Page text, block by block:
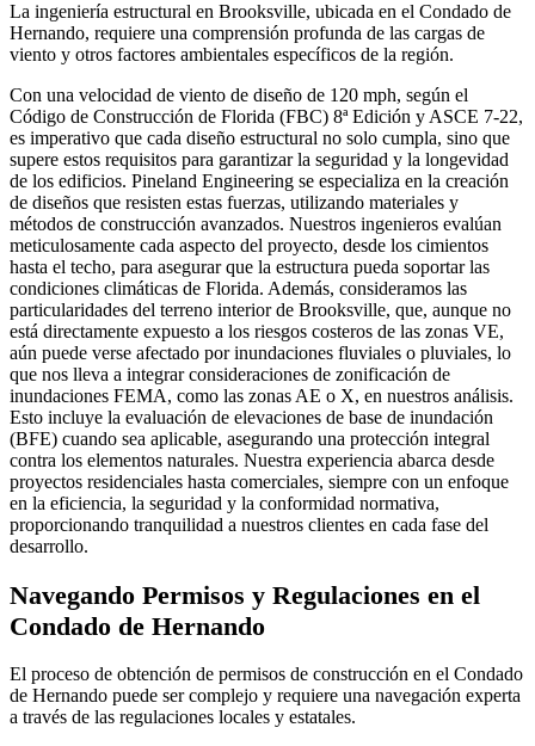
La ingeniería estructural en Brooksville, ubicada en el Condado de
Hernando, requiere una comprensión profunda de las cargas de
viento y otros factores ambientales específicos de la región.
Con una velocidad de viento de diseño de 120 mph, según el
Código de Construcción de Florida (FBC) 8ª Edición y ASCE 7-22,
es imperativo que cada diseño estructural no solo cumpla, sino que
supere estos requisitos para garantizar la seguridad y la longevidad
de los edificios. Pineland Engineering se especializa en la creación
de diseños que resisten estas fuerzas, utilizando materiales y
métodos de construcción avanzados. Nuestros ingenieros evalúan
meticulosamente cada aspecto del proyecto, desde los cimientos
hasta el techo, para asegurar que la estructura pueda soportar las
condiciones climáticas de Florida. Además, consideramos las
particularidades del terreno interior de Brooksville, que, aunque no
está directamente expuesto a los riesgos costeros de las zonas VE,
aún puede verse afectado por inundaciones fluviales o pluviales, lo
que nos lleva a integrar consideraciones de zonificación de
inundaciones FEMA, como las zonas AE o X, en nuestros análisis.
Esto incluye la evaluación de elevaciones de base de inundación
(BFE) cuando sea aplicable, asegurando una protección integral
contra los elementos naturales. Nuestra experiencia abarca desde
proyectos residenciales hasta comerciales, siempre con un enfoque
en la eficiencia, la seguridad y la conformidad normativa,
proporcionando tranquilidad a nuestros clientes en cada fase del
desarrollo.
Navegando Permisos y Regulaciones en el
Condado de Hernando
El proceso de obtención de permisos de construcción en el Condado
de Hernando puede ser complejo y requiere una navegación experta
a través de las regulaciones locales y estatales.